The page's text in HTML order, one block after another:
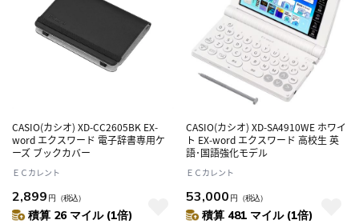
CASIO(カシオ) XD-CC2605BK EX-
word エクスワード 電子辞書専用ケ
ーズ ブックカバー
ＥＣカレント
2,899 円 （税込）
積算 26 マイル (1倍)
CASIO(カシオ) XD-SA4910WE ホワイ
ト EX-word エクスワード 高校生 英
語･国語強化モデル
ＥＣカレント
53,000 円 （税込）
積算 481 マイル (1倍)